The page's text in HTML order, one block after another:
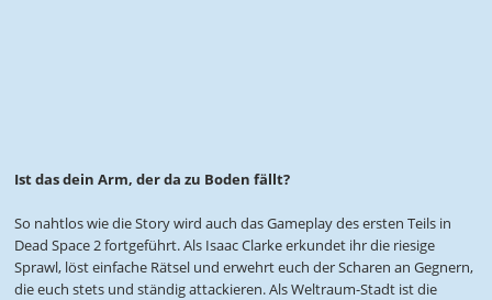
Ist das dein Arm, der da zu Boden fällt?
So nahtlos wie die Story wird auch das Gameplay des ersten Teils in
Dead Space 2 fortgeführt. Als Isaac Clarke erkundet ihr die riesige
Sprawl, löst einfache Rätsel und erwehrt euch der Scharen an Gegnern,
die euch stets und ständig attackieren. Als Weltraum-Stadt ist die